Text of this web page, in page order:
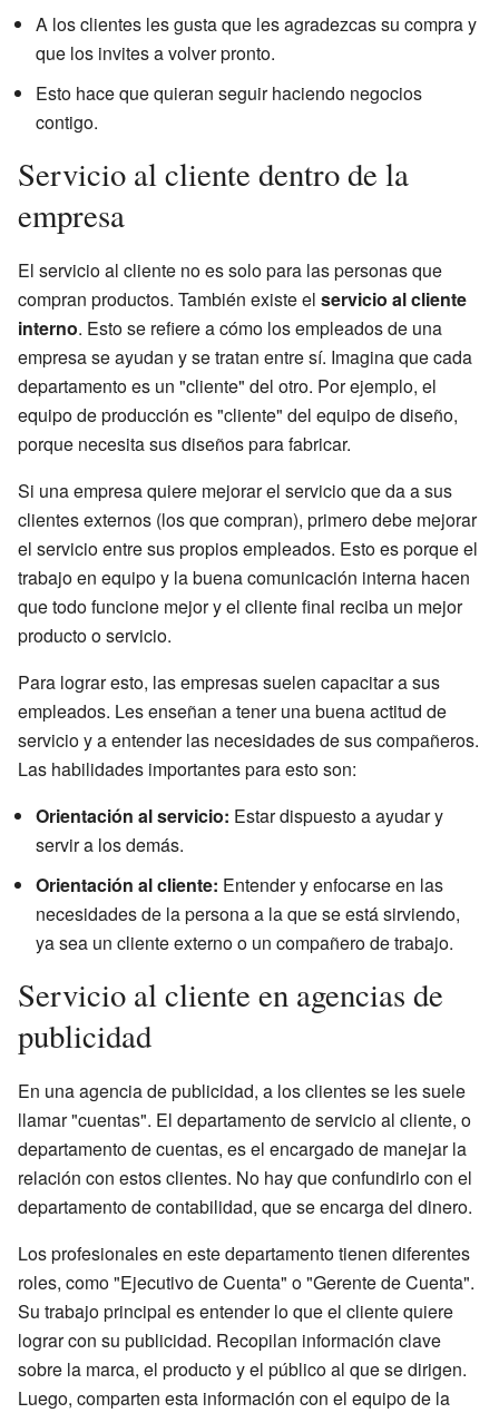
A los clientes les gusta que les agradezcas su compra y
que los invites a volver pronto.
Esto hace que quieran seguir haciendo negocios
contigo.
Servicio al cliente dentro de la
empresa
El servicio al cliente no es solo para las personas que
compran productos. También existe el servicio al cliente
interno. Esto se refiere a cómo los empleados de una
empresa se ayudan y se tratan entre sí. Imagina que cada
departamento es un "cliente" del otro. Por ejemplo, el
equipo de producción es "cliente" del equipo de diseño,
porque necesita sus diseños para fabricar.
Si una empresa quiere mejorar el servicio que da a sus
clientes externos (los que compran), primero debe mejorar
el servicio entre sus propios empleados. Esto es porque el
trabajo en equipo y la buena comunicación interna hacen
que todo funcione mejor y el cliente final reciba un mejor
producto o servicio.
Para lograr esto, las empresas suelen capacitar a sus
empleados. Les enseñan a tener una buena actitud de
servicio y a entender las necesidades de sus compañeros.
Las habilidades importantes para esto son:
Orientación al servicio: Estar dispuesto a ayudar y
servir a los demás.
Orientación al cliente: Entender y enfocarse en las
necesidades de la persona a la que se está sirviendo,
ya sea un cliente externo o un compañero de trabajo.
Servicio al cliente en agencias de
publicidad
En una agencia de publicidad, a los clientes se les suele
llamar "cuentas". El departamento de servicio al cliente, o
departamento de cuentas, es el encargado de manejar la
relación con estos clientes. No hay que confundirlo con el
departamento de contabilidad, que se encarga del dinero.
Los profesionales en este departamento tienen diferentes
roles, como "Ejecutivo de Cuenta" o "Gerente de Cuenta".
Su trabajo principal es entender lo que el cliente quiere
lograr con su publicidad. Recopilan información clave
sobre la marca, el producto y el público al que se dirigen.
Luego, comparten esta información con el equipo de la